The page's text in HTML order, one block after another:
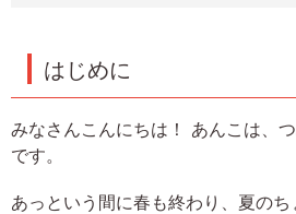
はじめに
みなさんこんにちは！ あんこは、
です。
あっという間に春も終わり、夏の